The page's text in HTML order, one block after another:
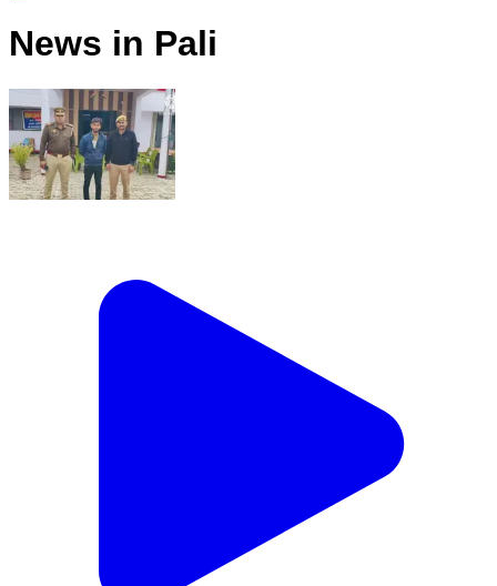
News in Pali